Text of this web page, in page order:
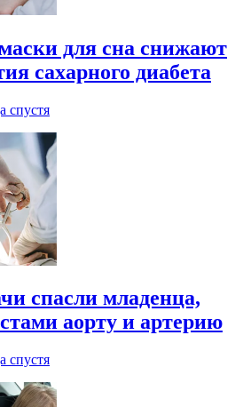
для сна снижают
сахарного диабета
спустя
спасли младенца,
аорту и артерию
спустя